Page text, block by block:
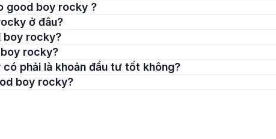
good boy rocky ?
ở đâu?
boy rocky?
boy rocky?
có phải là khoản đầu tư tốt không?
boy rocky?